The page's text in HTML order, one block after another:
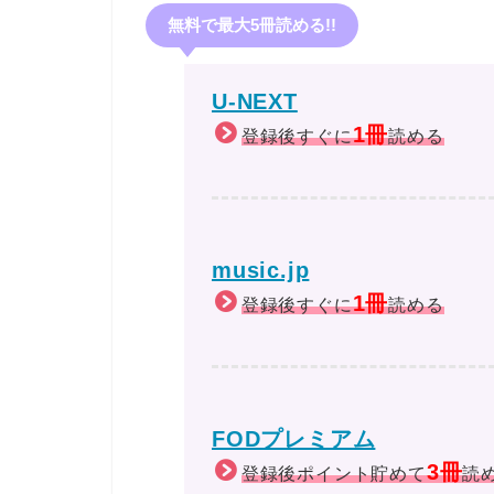
無料で最大5冊読める!!
U-NEXT
登録後すぐに1冊読める
music.jp
登録後すぐに1冊読める
FODプレミアム
登録後ポイント貯めて3冊読